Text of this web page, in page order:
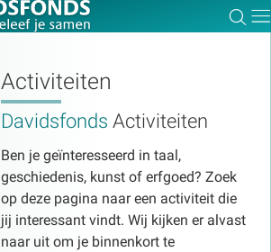
Activiteiten
Davidsfonds Activiteiten
Ben je geïnteresseerd in taal,
geschiedenis, kunst of erfgoed? Zoek
op deze pagina naar een activiteit die
jij interessant vindt. Wij kijken er alvast
naar uit om je binnenkort te